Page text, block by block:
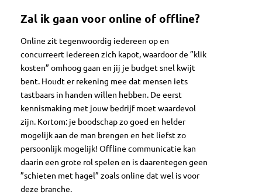
Zal ik gaan voor online of offline?
Online zit tegenwoordig iedereen op en
concurreert iedereen zich kapot, waardoor de ”klik
kosten” omhoog gaan en jij je budget snel kwijt
bent. Houdt er rekening mee dat mensen iets
tastbaars in handen willen hebben. De eerst
kennismaking met jouw bedrijf moet waardevol
zijn. Kortom: je boodschap zo goed en helder
mogelijk aan de man brengen en het liefst zo
persoonlijk mogelijk! Offline communicatie kan
daarin een grote rol spelen en is daarentegen geen
”schieten met hagel” zoals online dat wel is voor
deze branche.